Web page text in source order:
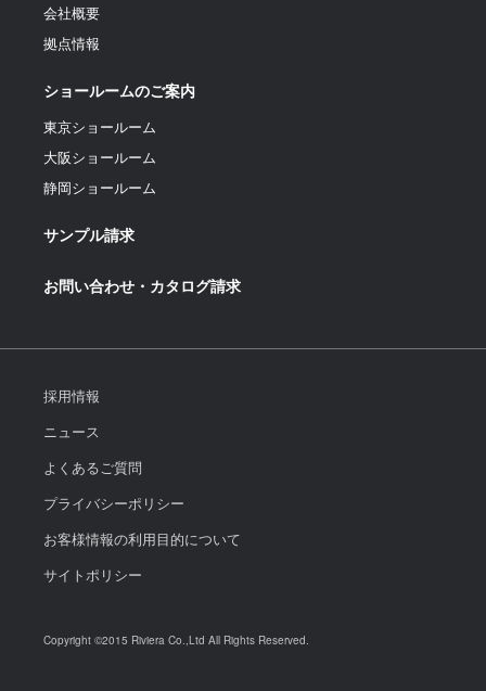
会社概要
拠点情報
ショールームのご案内
東京ショールーム
大阪ショールーム
静岡ショールーム
サンプル請求
お問い合わせ・カタログ請求
採用情報
ニュース
よくあるご質問
プライバシーポリシー
お客様情報の利用目的について
サイトポリシー
Copyright ©2015 Riviera Co.,Ltd All Rights Reserved.